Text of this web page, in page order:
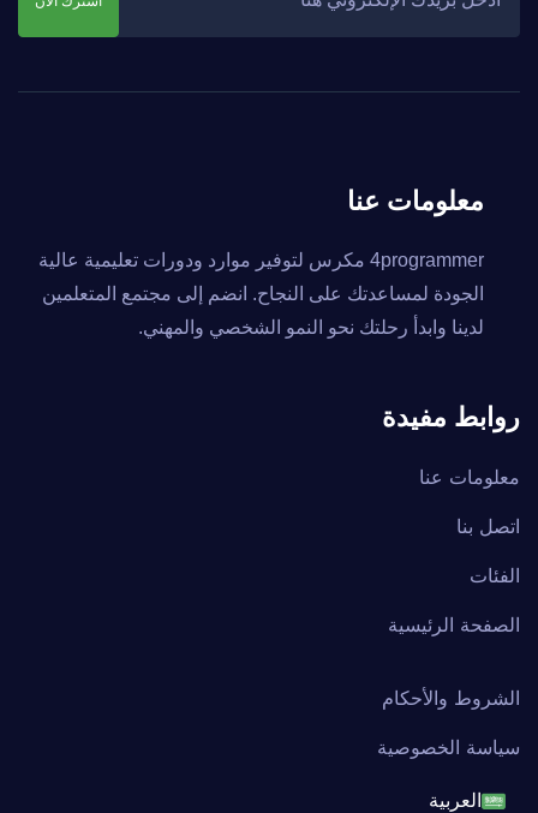
معلومات عنا
4programmer مكرس لتوفير موارد ودورات تعليمية عالية
الجودة لمساعدتك على النجاح. انضم إلى مجتمع المتعلمين
لدينا وابدأ رحلتك نحو النمو الشخصي والمهني.
روابط مفيدة
معلومات عنا
اتصل بنا
الفئات
الصفحة الرئيسية
الشروط والأحكام
سياسة الخصوصية
العربية